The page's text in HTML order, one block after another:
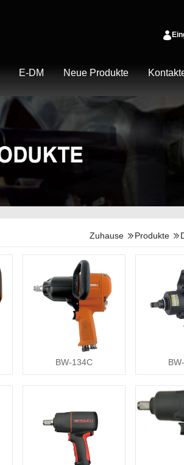
E-DM Neue Produkte
Zuhause Produkte
BW-134C